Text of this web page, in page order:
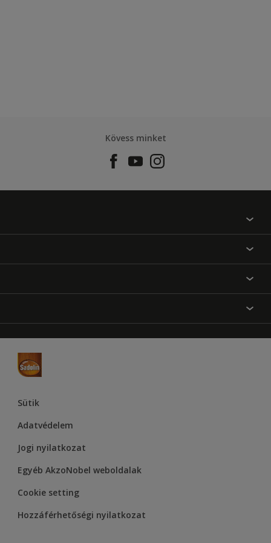
Kövess minket
Üzlet kereső
Inspiráció
Hozzáférhetőség
Dulux
Supralux
Sütik
Adatvédelem
Jogi nyilatkozat
Egyéb AkzoNobel weboldalak
Cookie setting
Hozzáférhetőségi nyilatkozat